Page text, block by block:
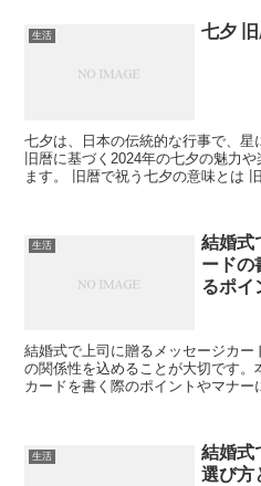
生活 七夕
七夕は、日本の伝統的な行事で、星
旧暦に基づく2024年の七夕の魅力
ます。 旧暦で祝う七夕の意味とは
生活
結婚式
ードの
るポイ
結婚式で上司に贈るメッセージカ
の関係性を込めることが大切です
カードを書く際のポイントやマナー
生活
結婚式
選び方